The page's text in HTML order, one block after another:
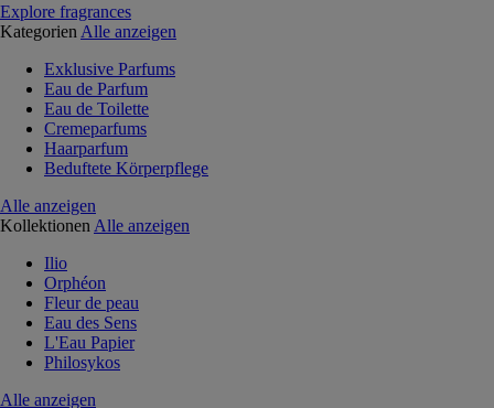
Explore fragrances
Kategorien Alle anzeigen
Exklusive Parfums
Eau de Parfum
Eau de Toilette
Cremeparfums
Haarparfum
Beduftete Körperpflege
Alle anzeigen
Kollektionen Alle anzeigen
Ilio
Orphéon
Fleur de peau
Eau des Sens
L'Eau Papier
Philosykos
Alle anzeigen